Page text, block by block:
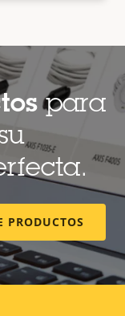
para
PRODUCTOS